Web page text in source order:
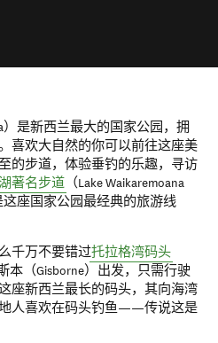
）是新西兰最大的国家公园，拥
喜欢大自然的你可以前往这座美
的步道，体验垂钓的乐趣，寻访
著名步道 （Lake Waikaremoana
这座国家公园最经典的旅游线
千万不要错过托拉格湾码头
本（Gisborne）出发，只需行驶
座新西兰最长的码头，其向海湾
人喜欢在码头钓鱼——传说这是